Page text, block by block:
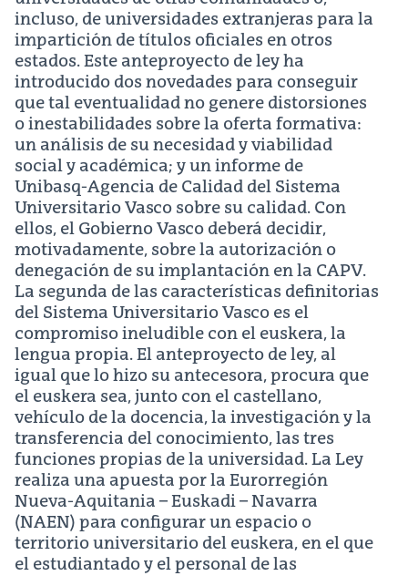
incluso, de universidades extranjeras para la
impartición de títulos oficiales en otros
estados. Este anteproyecto de ley ha
introducido dos novedades para conseguir
que tal eventualidad no genere distorsiones
o inestabilidades sobre la oferta formativa:
un análisis de su necesidad y viabilidad
social y académica; y un informe de
Unibasq-Agencia de Calidad del Sistema
Universitario Vasco sobre su calidad. Con
ellos, el Gobierno Vasco deberá decidir,
motivadamente, sobre la autorización o
denegación de su implantación en la CAPV.
La segunda de las características definitorias
del Sistema Universitario Vasco es el
compromiso ineludible con el euskera, la
lengua propia. El anteproyecto de ley, al
igual que lo hizo su antecesora, procura que
el euskera sea, junto con el castellano,
vehículo de la docencia, la investigación y la
transferencia del conocimiento, las tres
funciones propias de la universidad. La Ley
realiza una apuesta por la Eurorregión
Nueva-Aquitania – Euskadi – Navarra
(NAEN) para configurar un espacio o
territorio universitario del euskera, en el que
el estudiantado y el personal de las